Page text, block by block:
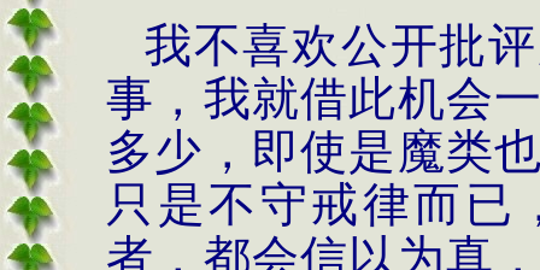
我不喜欢公开批
事，我就借此机会
多少，即使是魔类
只是不守戒律而已
者，都会信以为真